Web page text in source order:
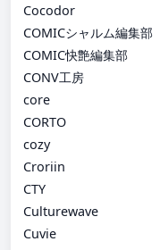
Cocodor
COMICシャルム編集部
COMIC快艶編集部
CONV工房
core
CORTO
cozy
Croriin
CTY
Culturewave
Cuvie